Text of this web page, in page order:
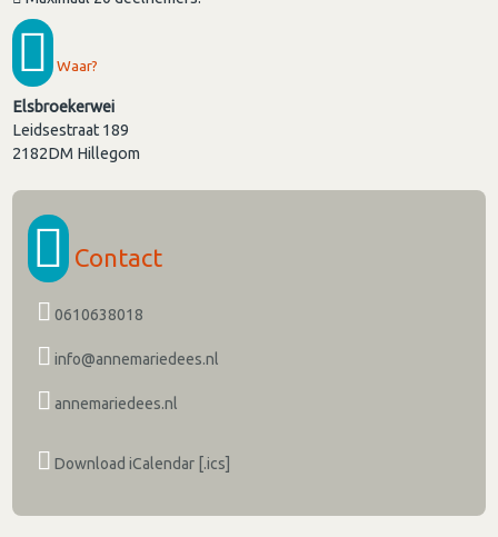
Waar?
Elsbroekerwei
Leidsestraat 189
2182DM Hillegom
Contact
0610638018
info@annemariedees.nl
annemariedees.nl
Download iCalendar [.ics]